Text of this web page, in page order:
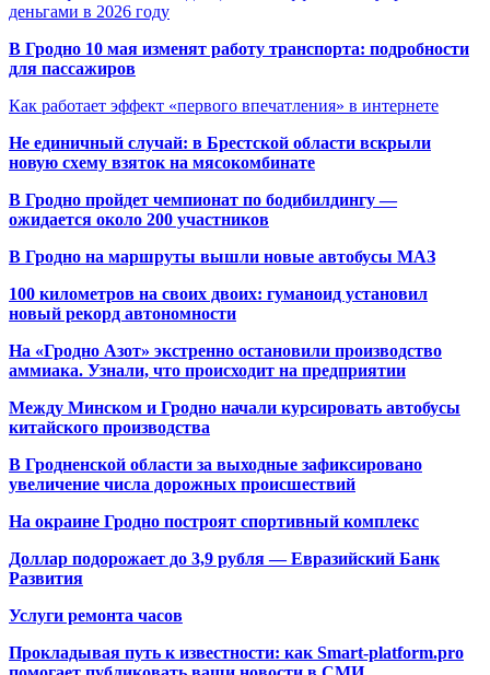
деньгами в 2026 году
В Гродно 10 мая изменят работу транспорта: подробности
для пассажиров
Как работает эффект «первого впечатления» в интернете
Не единичный случай: в Брестской области вскрыли
новую схему взяток на мясокомбинате
В Гродно пройдет чемпионат по бодибилдингу —
ожидается около 200 участников
В Гродно на маршруты вышли новые автобусы МАЗ
100 километров на своих двоих: гуманоид установил
новый рекорд автономности
На «Гродно Азот» экстренно остановили производство
аммиака. Узнали, что происходит на предприятии
Между Минском и Гродно начали курсировать автобусы
китайского производства
В Гродненской области за выходные зафиксировано
увеличение числа дорожных происшествий
На окраине Гродно построят спортивный комплекс
Доллар подорожает до 3,9 рубля — Евразийский Банк
Развития
Услуги ремонта часов
Прокладывая путь к известности: как Smart-platform.pro